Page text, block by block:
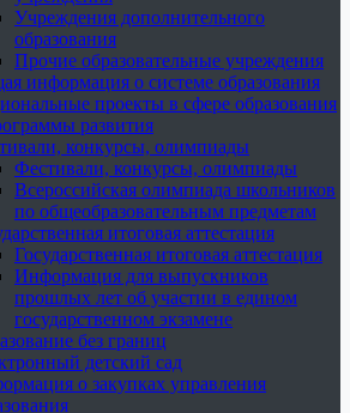
Учреждения дополнительного
образования
Прочие образовательные учреждения
информация о системе образования
проекты в сфере образования
развития
конкурсы, олимпиады
Фестивали, конкурсы, олимпиады
Всероссийская олимпиада школьников
по общеобразовательным предметам
итоговая аттестация
Государственная итоговая аттестация
Информация для выпускников
прошлых лет об участии в едином
государственном экзамене
без границ
детский сад
о закупках управления